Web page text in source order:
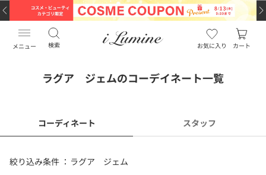
メニュー 検索 お気に入り カート
ラグア ジェムのコーデイネート一覧
コーディネート スタッフ
絞り込み条件 ： ラグア ジェム